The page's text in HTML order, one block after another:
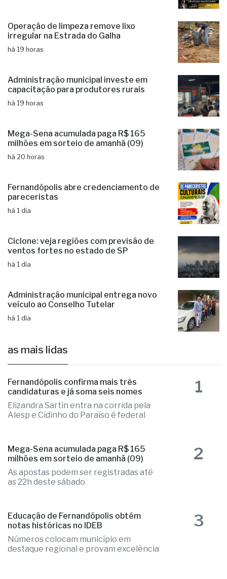
Operação de limpeza remove lixo
irregular na Estrada do Galha
há 19 horas
Administração municipal investe em
capacitação para produtores rurais
há 19 horas
Mega-Sena acumulada paga R$ 165
milhões em sorteio de amanhã (09)
há 20 horas
Fernandópolis abre credenciamento de
pareceristas
há 1 dia
Ciclone: veja regiões com previsão de
ventos fortes no estado de SP
há 1 dia
Administração municipal entrega novo
veículo ao Conselho Tutelar
há 1 dia
as mais lidas
Fernandópolis confirma mais três
candidaturas e já soma seis nomes
Elizandra Sartin entra na corrida pela
Alesp e Cidinho do Paraíso é federal
1
Mega-Sena acumulada paga R$ 165
milhões em sorteio de amanhã (09)
As apostas podem ser registradas até
as 22h deste sábado
2
Educação de Fernandópolis obtém
notas históricas no IDEB
Números colocam município em
destaque regional e provam excelência
3